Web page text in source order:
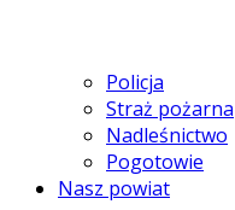
Policja
Straż pożarna
Nadleśnictwo
Pogotowie
Nasz powiat